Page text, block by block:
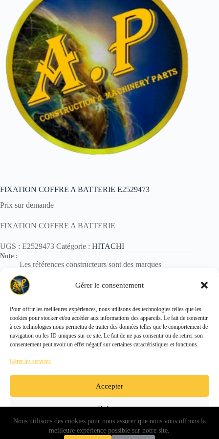
Gérer le consentement
Pour offrir les meilleures expériences, nous utilisons des technologies telles que les
cookies pour stocker et/ou accéder aux informations des appareils. Le fait de consentir
à ces technologies nous permettra de traiter des données telles que le comportement de
navigation ou les ID uniques sur ce site. Le fait de ne pas consentir ou de retirer son
consentement peut avoir un effet négatif sur certaines caractéristiques et fonctions.
Gérer les services
Accepter
Refuser
Voir les préférences
Nous utilisons des cookies pour nous assurer que nous vous offrons la
meilleure expérience possible sur notre site.
FIXATION COFFRE A BATTERIE E2529473
Prix sur demande
FIXATION COFFRE A BATTERIE
UGS : E2529473 Catégorie : HITACHI
Note :
Les références constructeurs sont des marques
Elles sont utilisées uniquement pour identification des
pièces.
Copyright © 2026 - ALL PARTS FRANCE SAS